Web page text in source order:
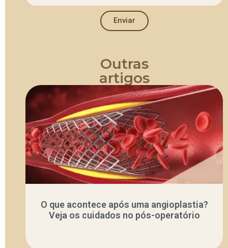
Enviar
Outras
artigos
O que acontece após uma angioplastia?
Veja os cuidados no pós-operatório